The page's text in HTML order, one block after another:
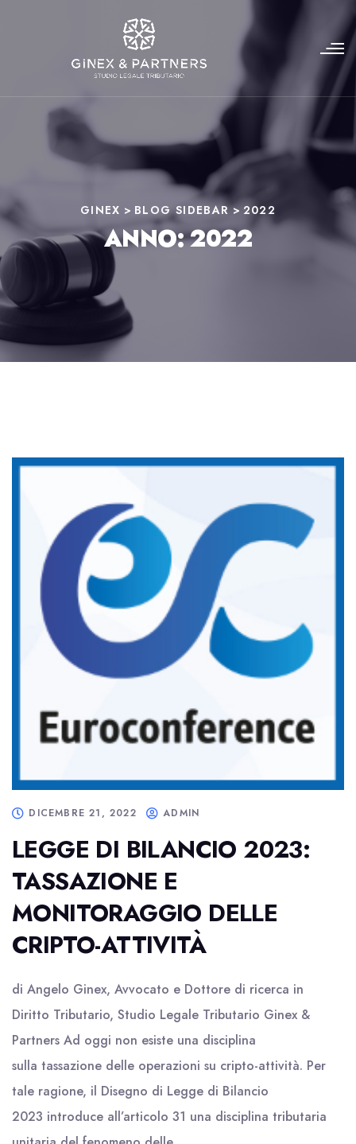
GINEX > BLOG SIDEBAR> 2022
ANNO:2022
DICEMBRE 21, 2022 ADMIN
LEGGE DI BILANCIO 2023:
TASSAZIONE E
MONITORAGGIO DELLE
CRIPTO-ATTIVITÀ
di Angelo Ginex, Avvocato e Dottore di ricerca in
Diritto Tributario, Studio Legale Tributario Ginex &
Partners Ad oggi non esiste una disciplina
sulla tassazione delle operazioni su cripto-attività. Per
tale ragione, il Disegno di Legge di Bilancio
2023 introduce all’articolo 31 una disciplina tributaria